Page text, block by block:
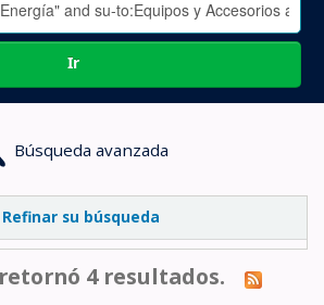
Ir
Búsqueda avanzada
Refinar su búsqueda
4 resultados.